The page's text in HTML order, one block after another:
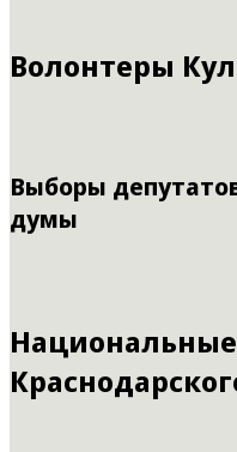
Волонтеры
Выборы
думы